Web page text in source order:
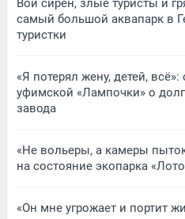
Вой сирен, злые туристы и
самый большой аквапарк в
туристки
«Я потерял жену, детей,
уфимской «Лампочки» о
завода
«Не вольеры, а камеры
на состояние экопарка
«Он мне угрожает и портит